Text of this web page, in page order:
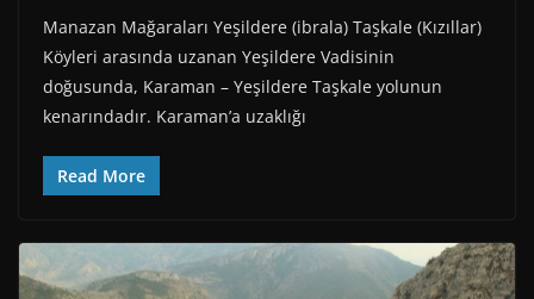
Manazan Mağaraları Yeşildere (ibrala) Taşkale (Kızıllar)
Köyleri arasında uzanan Yeşildere Vadisinin
doğusunda, Karaman – Yeşildere Taşkale yolunun
kenarındadır. Karaman’a uzaklığı
Read More